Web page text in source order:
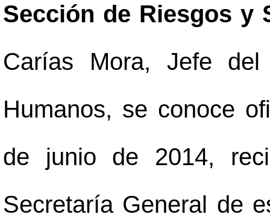
Sección de Riesgos y
Carías Mora, Jefe del
Humanos, se conoce
de junio de 2014,
Secretaría General de